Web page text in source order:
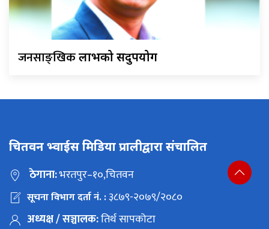
जनसाङ्खिकलाभको सदुपयोग
चितवन भ्वाईस मिडिया प्रालीद्वारा संचालित
ठेगाना:भरतपुर–१०,चितवन
सूचना विभाग दर्ता नं. :३८७९-२०७९/२०८०
अध्यक्ष / सञ्चालक:तिर्थ सापकोटा